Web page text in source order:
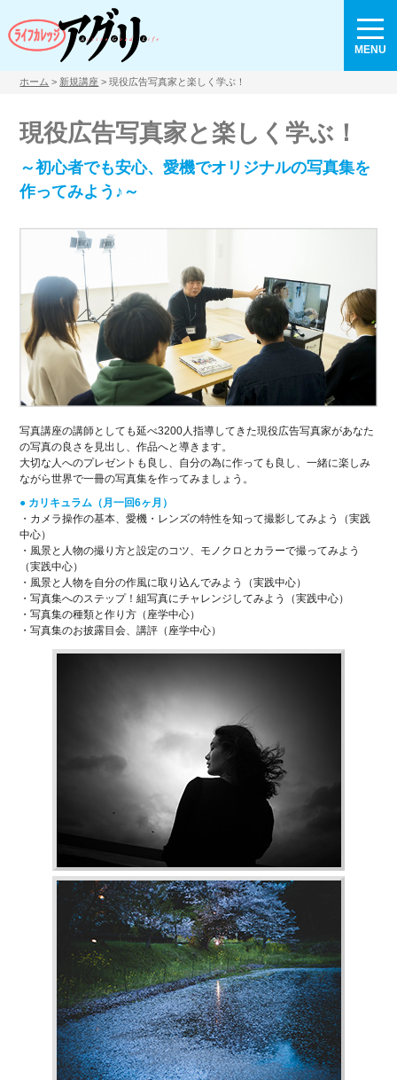
MENU
ホーム > 新規講座 > 現役広告写真家と楽しく学ぶ！
現役広告写真家と楽しく学ぶ！
～初心者でも安心、愛機でオリジナルの写真集を
作ってみよう♪～
写真講座の講師としても延べ3200人指導してきた現役広告写真家があなた
の写真の良さを見出し、作品へと導きます。
大切な人へのプレゼントも良し、自分の為に作っても良し、一緒に楽しみ
ながら世界で一冊の写真集を作ってみましょう。
● カリキュラム（月一回6ヶ月）
・カメラ操作の基本、愛機・レンズの特性を知って撮影してみよう（実践
中心）
・風景と人物の撮り方と設定のコツ、モノクロとカラーで撮ってみよう
（実践中心）
・風景と人物を自分の作風に取り込んでみよう（実践中心）
・写真集へのステップ！組写真にチャレンジしてみよう（実践中心）
・写真集の種類と作り方（座学中心）
・写真集のお披露目会、講評（座学中心）